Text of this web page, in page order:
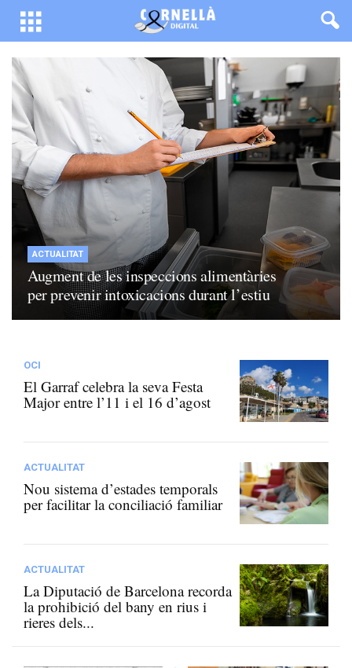
ACTUALITAT
Augment de les inspeccions alimentàries
per prevenir intoxicacions durant l’estiu
OCI
El Garraf celebra la seva Festa
Major entre l’11 i el 16 d’agost
ACTUALITAT
Nou sistema d’estades temporals
per facilitar la conciliació familiar
ACTUALITAT
La Diputació de Barcelona recorda
la prohibició del bany en rius i
rieres dels...